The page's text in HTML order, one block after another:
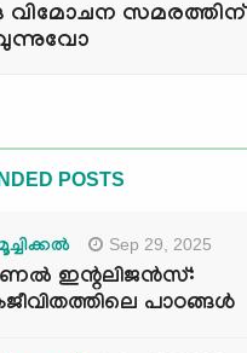
വിമോചന സമരത്തിന്
POSTS
Sep 29, 2025
ഇന്റലിജൻസ്:
പാഠങ്ങൾ